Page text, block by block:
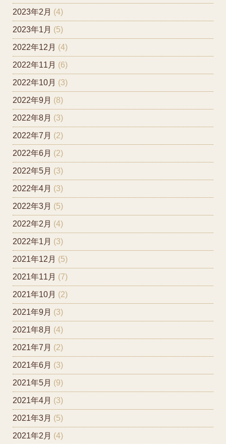
2023年2月 (4)
2023年1月 (5)
2022年12月 (4)
2022年11月 (6)
2022年10月 (3)
2022年9月 (8)
2022年8月 (3)
2022年7月 (2)
2022年6月 (2)
2022年5月 (3)
2022年4月 (3)
2022年3月 (5)
2022年2月 (4)
2022年1月 (3)
2021年12月 (5)
2021年11月 (7)
2021年10月 (2)
2021年9月 (3)
2021年8月 (4)
2021年7月 (2)
2021年6月 (3)
2021年5月 (9)
2021年4月 (3)
2021年3月 (5)
2021年2月 (4)